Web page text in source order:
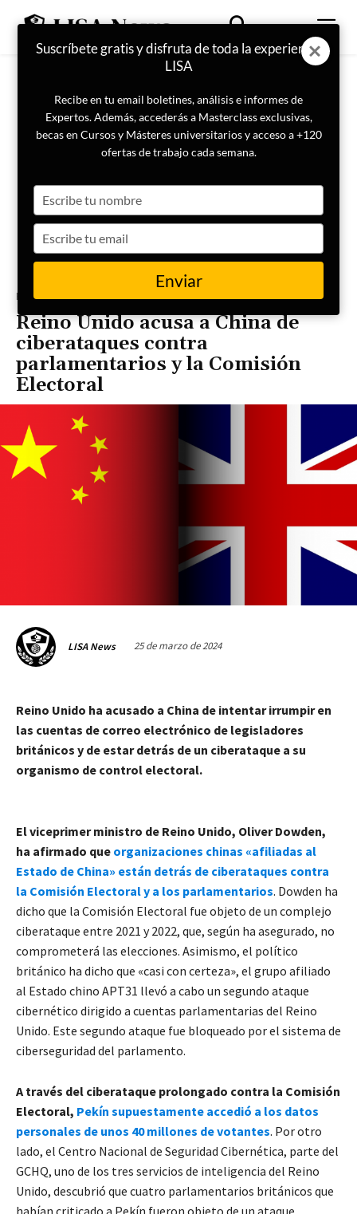
Portada Ciberseguridad
Reino Unido acusa a China de
ciberataques contra
parlamentarios y la Comisión
Electoral
LISA News 25 de marzo de 2024
Reino Unido ha acusado a China de intentar irrumpir en
las cuentas de correo electrónico de legisladores
británicos y de estar detrás de un ciberataque a su
organismo de control electoral.
El viceprimer ministro de Reino Unido, Oliver Dowden,
ha afirmado que organizaciones chinas «afiliadas al
Estado de China» están detrás de ciberataques contra
la Comisión Electoral y a los parlamentarios. Dowden ha
dicho que la Comisión Electoral fue objeto de un complejo
ciberataque entre 2021 y 2022, que, según ha asegurado, no
comprometerá las elecciones. Asimismo, el político
británico ha dicho que «casi con certeza», el grupo afiliado
al Estado chino APT31 llevó a cabo un segundo ataque
cibernético dirigido a cuentas parlamentarias del Reino
Unido. Este segundo ataque fue bloqueado por el sistema de
ciberseguridad del parlamento.
A través del ciberataque prolongado contra la Comisión
Electoral, Pekín supuestamente accedió a los datos
personales de unos 40 millones de votantes. Por otro
lado, el Centro Nacional de Seguridad Cibernética, parte del
GCHQ, uno de los tres servicios de inteligencia del Reino
Unido, descubrió que cuatro parlamentarios británicos que
habían criticado a Pekín fueron objeto de un ataque
Suscríbete gratis y disfruta de toda la experiencia
LISA
Recibe en tu email boletines, análisis e informes de
Expertos. Además, accederás a Masterclass exclusivas,
becas en Cursos y Másteres universitarios y acceso a +120
ofertas de trabajo cada semana.
your
name
your
email
Enviar